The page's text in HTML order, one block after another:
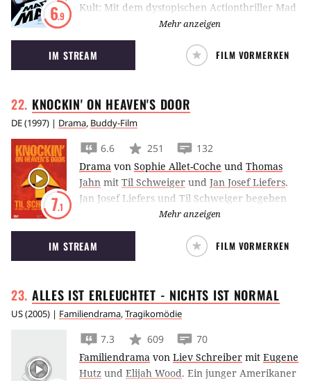
Travis auf die Suche nach seiner
verschollenen Frau Jane: Der Beginn einer
abenteuerlichen Odyssee durch den kargen
Südwesten Amerikas.
6.9
Kult: Mit dem dystopischen Actionthriller Mad
Max von George Miller wurde Mel Gibson in
der Rolle des Max Rockatansky zum Star.
Mehr anzeigen
IM STREAM FILM VORMERKEN
KNOCKIN' ON HEAVEN'S DOOR
DE(1997) | Drama, Buddy-Film
7.1
6.6 251
132
Drama von Sophie Allet-Coche und Thomas
Jahn mit Til Schweiger und Jan Josef Liefers.
Jan Josef Liefers und Til Schweiger begeben
sich in Knockin’ on Heaven’s Door auf einen
abenteuerlichen Roadtrip.
Mehr anzeigen
IM STREAM FILM VORMERKEN
ALLES IST ERLEUCHTET - NICHTS IST NORMAL
US(2005) | Familiendrama,Tragikomödie
7.3 609
70
Familiendrama von Liev Schreiber mit Eugene
Hutz und Elijah Wood. Ein junger Amerikaner